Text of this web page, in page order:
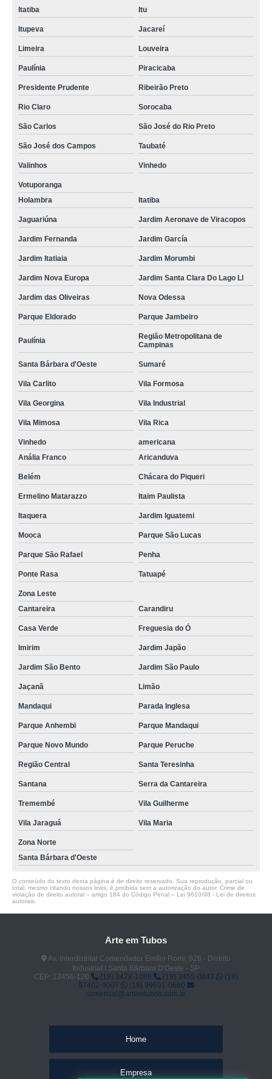
Itatiba Itu
Itupeva Jacareí
Limeira Louveira
Paulínia Piracicaba
Presidente Prudente Ribeirão Preto
Rio Claro Sorocaba
São Carlos São José do Rio Preto
São José dos Campos Taubaté
Valinhos Vinhedo
Votuporanga
Holambra
Itatiba
Jaguariúna Jardim Aeronave de Viracopos
Jardim Fernanda Jardim García
Jardim Itatiaia Jardim Morumbi
Jardim Nova Europa Jardim Santa Clara Do Lago Ll
Jardim das Oliveiras Nova Odessa
Parque Eldorado Parque Jambeiro
Paulínia
Região Metropolitana de
Campinas
Santa Bárbara d'Oeste Sumaré
Vila Carlito Vila Formosa
Vila Georgina Vila Industrial
Vila Mimosa Vila Rica
Vinhedo
americana
Anália Franco
Aricanduva
Belém Chácara do Piqueri
Ermelino Matarazzo Itaim Paulista
Itaquera Jardim Iguatemi
Mooca Parque São Lucas
Parque São Rafael Penha
Ponte Rasa Tatuapé
Zona Leste
Cantareira
Carandiru
Casa Verde Freguesia do Ó
Imirim Jardim Japão
Jardim São Bento Jardim São Paulo
Jaçanã Limão
Mandaqui Parada Inglesa
Parque Anhembi Parque Mandaqui
Parque Novo Mundo Parque Peruche
Região Central Santa Teresinha
Santana Serra da Cantareira
Tremembé Vila Guilherme
Vila Jaraguá Vila Maria
Zona Norte
Santa Bárbara d'Oeste
O conteúdo do texto desta página é de direito reservado. Sua reprodução, parcial ou
total, mesmo citando nossos links, é proibida sem a autorização do autor. Crime de
violação de direito autoral – artigo 184 do Código Penal – Lei 9610/98 - Lei de direitos
autorais
Arte em Tubos
Av. Interdistrital Comendador Emílio Romi, 928 - Distrito
Industrial I Santa Bárbara D'Oeste - SP
CEP: 13456-120
(19) 3478-1086 (19) 3455-0843
(19)
97402-9007
(19) 99691-0680
comercial@artemtubos.com.br
Home
Empresa